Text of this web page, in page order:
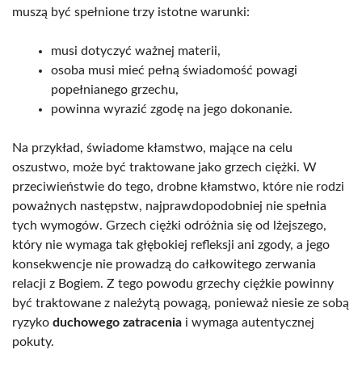
muszą być spełnione trzy istotne warunki:
musi dotyczyć ważnej materii,
osoba musi mieć pełną świadomość powagi
popełnianego grzechu,
powinna wyrazić zgodę na jego dokonanie.
Na przykład, świadome kłamstwo, mające na celu
oszustwo, może być traktowane jako grzech ciężki. W
przeciwieństwie do tego, drobne kłamstwo, które nie rodzi
poważnych następstw, najprawdopodobniej nie spełnia
tych wymogów. Grzech ciężki odróżnia się od lżejszego,
który nie wymaga tak głębokiej refleksji ani zgody, a jego
konsekwencje nie prowadzą do całkowitego zerwania
relacji z Bogiem. Z tego powodu grzechy ciężkie powinny
być traktowane z należytą powagą, ponieważ niesie ze sobą
ryzyko duchowego zatracenia i wymaga autentycznej
pokuty.